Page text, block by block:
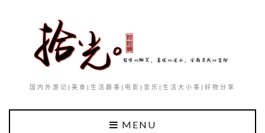
国内外游记|美食|生活趣事|电影|音乐|生活大小事|好物分享
MENU